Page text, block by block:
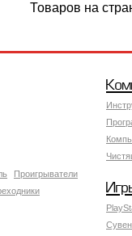
Товаров на
Проигрыватели